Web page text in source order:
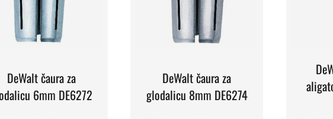
DeWalt čaura za
6mm DE6272
DeWalt čaura za
glodalicu 8mm DE6274